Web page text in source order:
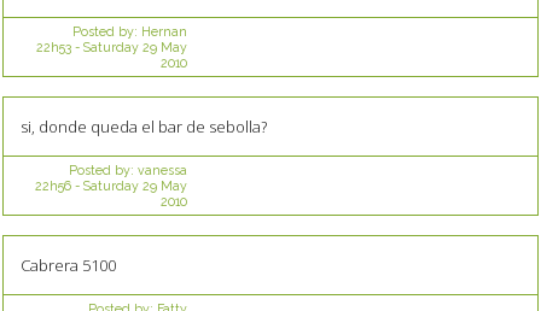
Posted by: Hernan
22h53- Saturday 29 May
2010
si, donde queda el bar de sebolla?
Posted by: vanessa
22h56- Saturday 29 May
2010
Cabrera 5100